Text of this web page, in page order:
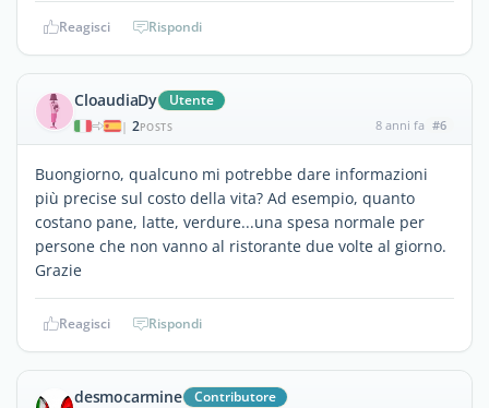
Reagisci Rispondi
CloaudiaDy Utente
| 2POSTS 8 anni fa #6
Buongiorno, qualcuno mi potrebbe dare informazioni
più precise sul costo della vita? Ad esempio, quanto
costano pane, latte, verdure...una spesa normale per
persone che non vanno al ristorante due volte al giorno.
Grazie
Reagisci Rispondi
desmocarmine Contributore